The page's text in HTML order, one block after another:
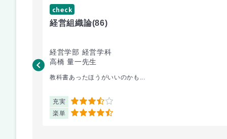
check
経営組織論(86)
経営学部 経営学科
高橋 量一先生
教科書あったほうがいいのかも...
充実 3.5
楽単 4.5